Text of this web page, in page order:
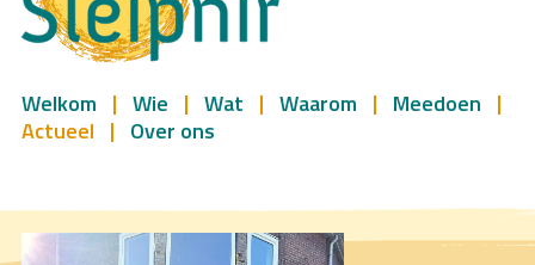
Welkom Wie Wat Waarom
Meedoen
Actueel
Over ons